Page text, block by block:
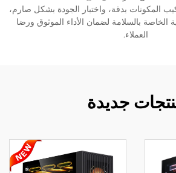
المكونات بدقة، واختبار الجودة بشكل صارم،
الخاصة بالسلامة لضمان الأداء الموثوق ورضا
العملاء.
جديدة